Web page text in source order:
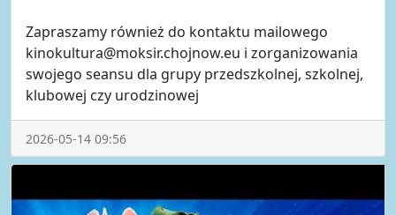
Zapraszamy również do kontaktu mailowego
kinokultura@moksir.chojnow.eu i zorganizowania
swojego seansu dla grupy przedszkolnej, szkolnej,
klubowej czy urodzinowej
2026-05-14 09:56